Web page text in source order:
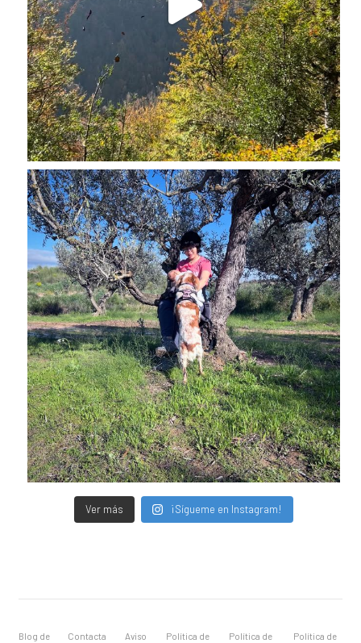
Ver más ¡Sígueme en Instagram!
Blog de Contacta Aviso Política de Política de Política de